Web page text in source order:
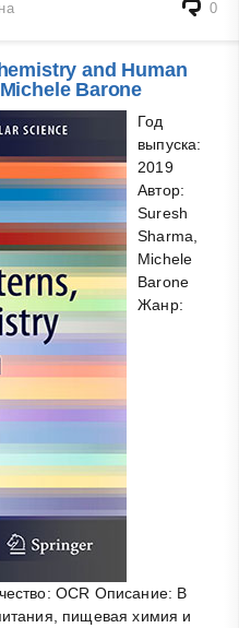
0
and Human
Barone
Год
выпуска:
2019
Автор:
Suresh
Sharma,
Michele
Barone
Жанр:
OCR Описание: В
пищевая химия и